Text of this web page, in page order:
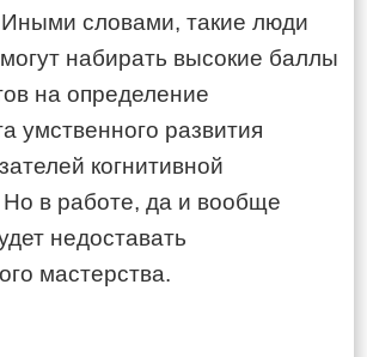
словами, такие люди
набирать высокие баллы
на определение
умственного развития
когнитивной
Но в работе, да и вообще
недоставать
мастерства.